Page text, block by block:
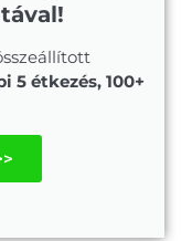
5 étkezés, 100+